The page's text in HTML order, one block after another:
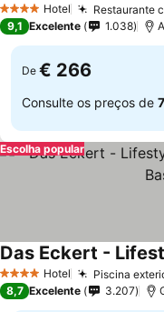
4 EstrelasHotel Restaurante
9,1 Excelente 1.038
De € 266
Consulte os preços de
Escolha popular
4 EstrelasHotel Piscina
8,7 Excelente 3.207